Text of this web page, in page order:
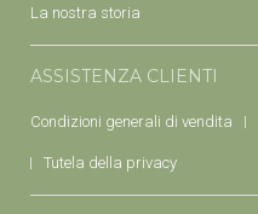
La nostra storia
ASSISTENZA CLIENTI
Condizioni generali di vendita
Tutela della privacy